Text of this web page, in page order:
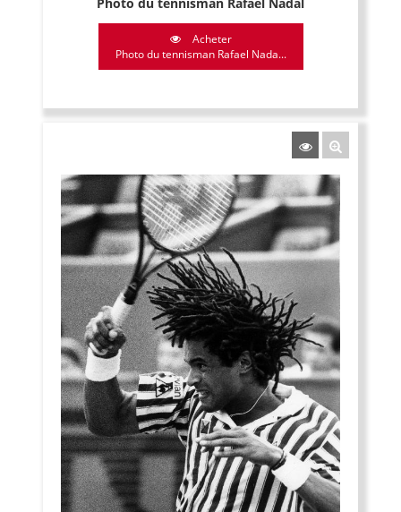
Acheter
Photo du tennisman Rafael Nada...